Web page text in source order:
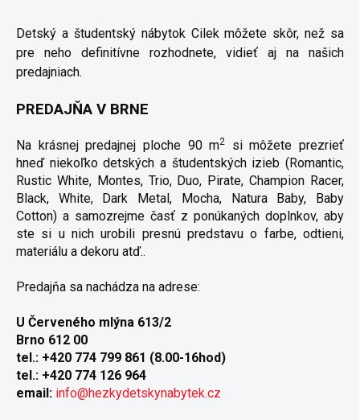
Detský a študentský nábytok Cilek môžete skôr, než sa
pre neho definitívne rozhodnete, vidieť aj na našich
predajniach.
PREDAJŇA V BRNE
Na krásnej predajnej ploche 90 m2
si môžete prezrieť
hneď niekoľko detských a študentských izieb (Romantic,
Rustic White, Montes, Trio, Duo, Pirate, Champion Racer,
Black, White, Dark Metal, Mocha, Natura Baby, Baby
Cotton) a samozrejme časť z ponúkaných doplnkov, aby
ste si u nich urobili presnú predstavu o farbe, odtieni,
materiálu a dekoru atď..
Predajňa sa nachádza na adrese:
U Červeného mlýna 613/2
Brno 612 00
tel.: +420 774 799 861 (8.00-16hod)
tel.: +420 774 126 964
email: info@hezkydetskynabytek.cz